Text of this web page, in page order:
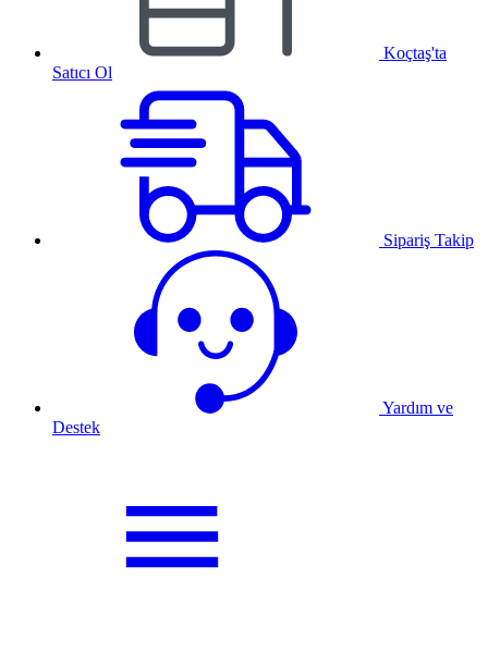
Koçtaş'ta
Satıcı Ol
Sipariş Takip
Yardım ve
Destek